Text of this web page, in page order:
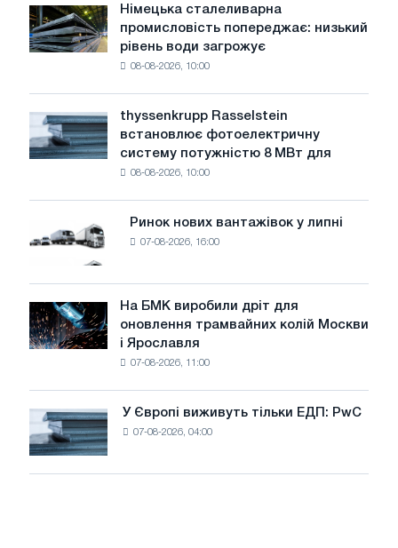
Німецька
сталеливарна
промисловість
води
загрожує
Німецька сталеливарна
промисловість попереджає: низький
рівень води загрожує
08-08-2026, 10:00
thyssenkrupp
Rasselstein
встановлює
фотоелектричну
цілей
декарбонізації
thyssenkrupp Rasselstein
встановлює фотоелектричну
систему потужністю 8 МВт для
08-08-2026, 10:00
Ринок
нових
вантажівок
у
липні
Ринок нових вантажівок у липні
07-08-2026, 16:00
На
БМК
виробили
трамвайних
колій
На БМК виробили дріт для
оновлення трамвайних колій Москви
і Ярославля
07-08-2026, 11:00
Європі
виживуть
тільки
У Європі виживуть тільки ЕДП: PwC
07-08-2026, 04:00